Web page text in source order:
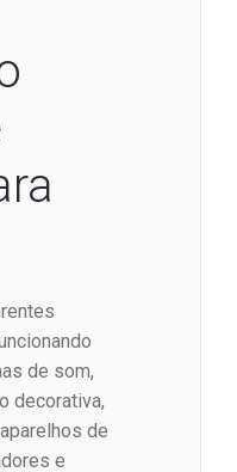
de som,
decorativa,
de
e